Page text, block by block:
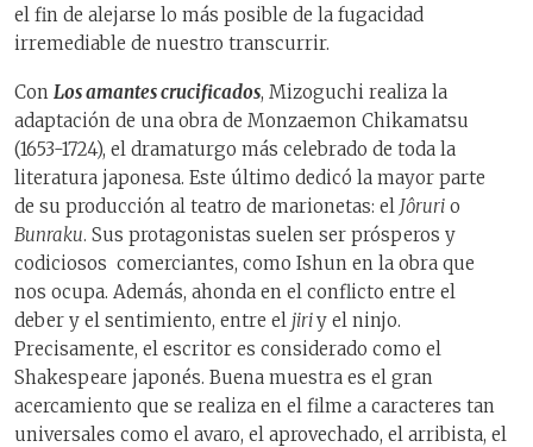
el fin de alejarse lo más posible de la fugacidad
irremediable de nuestro transcurrir.
Con Los amantes crucificados, Mizoguchi realiza la
adaptación de una obra de Monzaemon Chikamatsu
(1653-1724), el dramaturgo más celebrado de toda la
literatura japonesa. Este último dedicó la mayor parte
de su producción al teatro de marionetas: el Jôruri o
Bunraku. Sus protagonistas suelen ser prósperos y
codiciosos comerciantes, como Ishun en la obra que
nos ocupa. Además, ahonda en el conflicto entre el
deber y el sentimiento, entre el jiriy el ninjo.
Precisamente, el escritor es considerado como el
Shakespeare japonés. Buena muestra es el gran
acercamiento que se realiza en el filme a caracteres tan
universales como el avaro, el aprovechado, el arribista, el